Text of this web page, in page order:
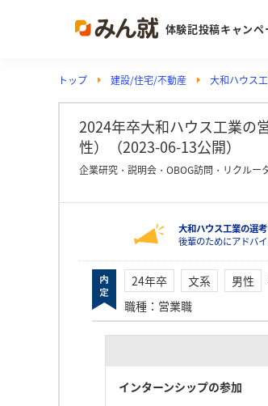
体験記投稿キャンペ
投稿
ラン
注目
動画
トップ 建設/住宅/不動産 大和ハウス
2024年卒大和ハウス工業の
性）（2023-06-13公開）
企業研究・説明会・OBOG訪問・リクルー
大和ハウス工業の選
後輩のためにアドバ
24年卒 文系 男性
職種 ： 営業職
インターンシップの参加